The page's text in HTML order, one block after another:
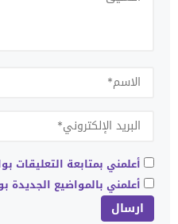
أعلمني بمتابعة التعليقات
أعلمني بالمواضيع الجديدة